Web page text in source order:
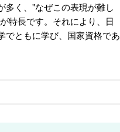
多く、"なぜこの表現が難し
特長です。それにより、日
でともに学び、国家資格であ